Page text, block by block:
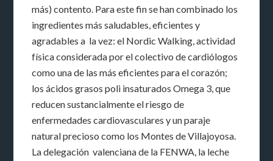
más) contento. Para este fin se han combinado los
ingredientes más saludables, eficientes y
agradables a la vez: el Nordic Walking, actividad
física considerada por el colectivo de cardiólogos
como una de las más eficientes para el corazón;
los ácidos grasos poli insaturados Omega 3, que
reducen sustancialmente el riesgo de
enfermedades cardiovasculares y un paraje
natural precioso como los Montes de Villajoyosa.
La delegación valenciana de la FENWA, la leche